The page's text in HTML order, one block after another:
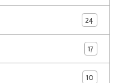
24
17
10